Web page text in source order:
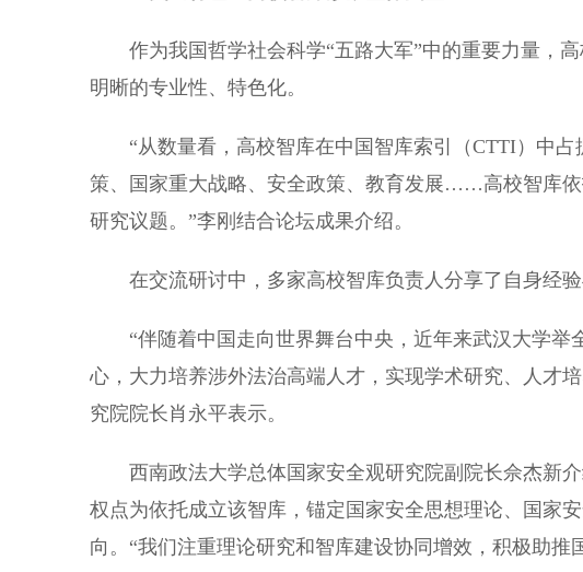
作为我国哲学社会科学“五路大军”中的重要力量，高
明晰的专业性、特色化。
“从数量看，高校智库在中国智库索引（CTTI）中占
策、国家重大战略、安全政策、教育发展……高校智库
研究议题。”李刚结合论坛成果介绍。
在交流研讨中，多家高校智库负责人分享了自身经验
“伴随着中国走向世界舞台中央，近年来武汉大学举
心，大力培养涉外法治高端人才，实现学术研究、人才
究院院长肖永平表示。
西南政法大学总体国家安全观研究院副院长佘杰新介
权点为依托成立该智库，锚定国家安全思想理论、国家
向。“我们注重理论研究和智库建设协同增效，积极助